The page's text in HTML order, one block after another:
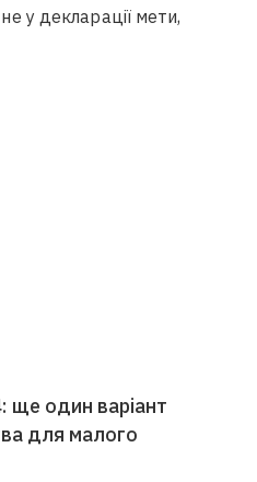
у декларації мети,
один варіант
для малого